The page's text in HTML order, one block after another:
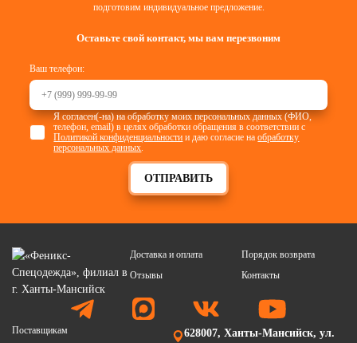
подготовим индивидуальное предложение.
Оставьте свой контакт, мы вам перезвоним
Ваш телефон:
ОТПРАВИТЬ
Я согласен(-на) на обработку моих персональных данных (ФИО,
телефон, email) в целях обработки обращения в соответствии с
Политикой конфиденциальности и даю согласие наобработку
персональных данных.
Доставка и оплата
Порядок возврата
Отзывы
Контакты
Поставщикам
628007, Ханты-Мансийск, ул.